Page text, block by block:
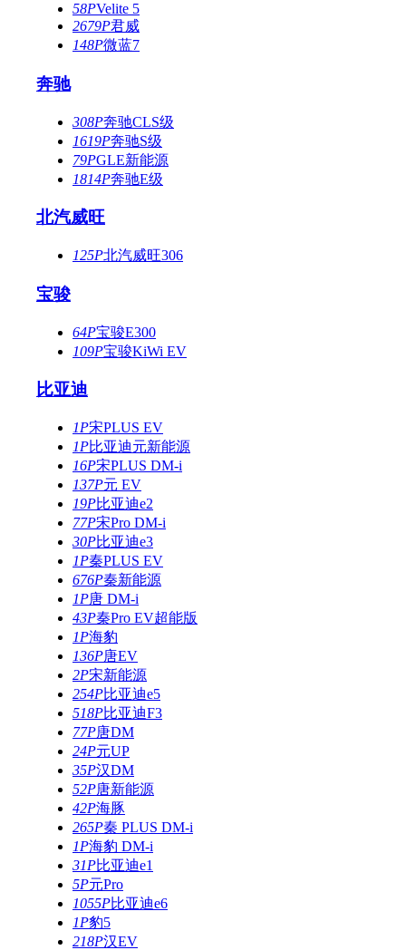
58PVelite 5
2679P君威
148P微蓝7
奔驰
308P奔驰CLS级
1619P奔驰S级
79PGLE新能源
1814P奔驰E级
北汽威旺
125P北汽威旺306
宝骏
64P宝骏E300
109P宝骏KiWi EV
比亚迪
1P宋PLUS EV
1P比亚迪元新能源
16P宋PLUS DM-i
137P元 EV
19P比亚迪e2
77P宋Pro DM-i
30P比亚迪e3
1P秦PLUS EV
676P秦新能源
1P唐 DM-i
43P秦Pro EV超能版
1P海豹
136P唐EV
2P宋新能源
254P比亚迪e5
518P比亚迪F3
77P唐DM
24P元UP
35P汉DM
52P唐新能源
42P海豚
265P秦 PLUS DM-i
1P海豹 DM-i
31P比亚迪e1
5P元Pro
1055P比亚迪e6
1P豹5
218P汉EV